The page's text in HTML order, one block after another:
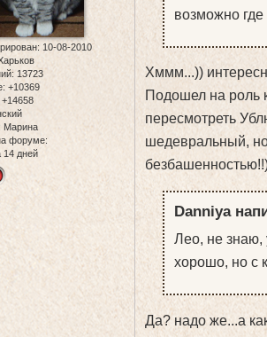
: 10-08-2010
13723
+10369
+14658
Марина
форуме:
14 дней
возможно
Хммм...))
Подошел на роль
пересмотреть
шедевральный,
Danniya
Лео, не знаю,
хорошо, но с
Да? надо же...а